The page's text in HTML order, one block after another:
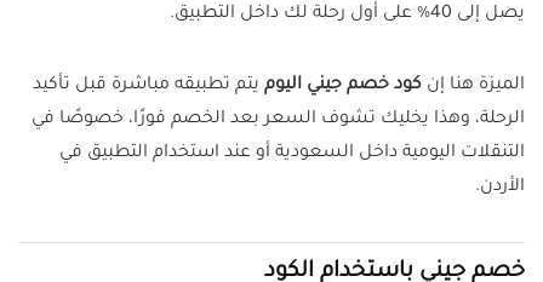
يصل إلى 40% على أول رحلة لك داخل التطبيق.
الميزة هنا إن كود خصم جيني اليوم يتم تطبيقه مباشرة قبل تأكيد
الرحلة، وهذا يخليك تشوف السعر بعد الخصم فورًا، خصوصًا في
التنقلات اليومية داخل السعودية أو عند استخدام التطبيق في
الأردن.
خصم جيني باستخدام الكود